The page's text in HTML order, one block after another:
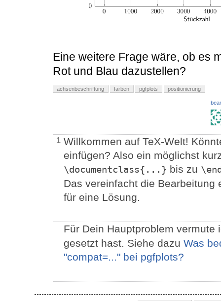
Eine weitere Frage wäre, ob es
Rot und Blau dazustellen?
achsenbeschriftung farben pgfplots positionierung
1 Willkommen auf TeX-Welt!
einfügen? Also ein möglichst
\documentclass{...} bis zu
Das vereinfacht die
für eine Lösung.
Für Dein Hauptproblem
gesetzt hast. Siehe dazu Was
"compat=..." bei pgfplots?